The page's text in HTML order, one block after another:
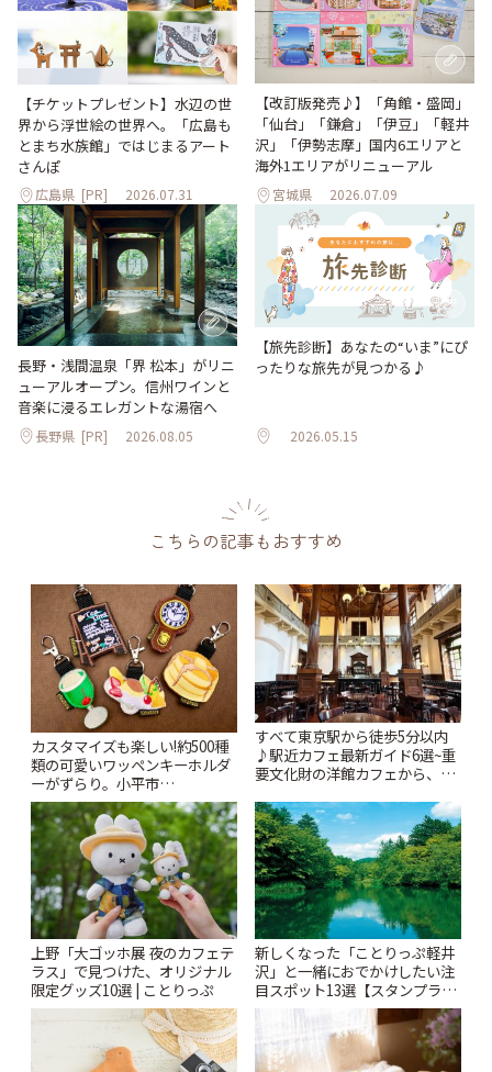
【チケットプレゼント】水辺の世
界から浮世絵の世界へ。「広島も
とまち水族館」ではじまるアート
さんぽ
広島県 [PR] 2026.07.31
【改訂版発売♪】「角館・盛岡」
「仙台」「鎌倉」「伊豆」「軽井
沢」「伊勢志摩」国内6エリアと
海外1エリアがリニューアル
宮城県 2026.07.09
長野・浅間温泉「界 松本」がリニ
ューアルオープン。信州ワインと
音楽に浸るエレガントな湯宿へ
長野県 [PR] 2026.08.05
【旅先診断】あなたの“いま”にぴ
ったりな旅先が見つかる♪
2026.05.15
こちらの記事もおすすめ
カスタマイズも楽しい!約500種
類の可愛いワッペンキーホルダ
ーがずらり。小平市
「Kimamaya T&K」 | ことりっ
ぷ
すべて東京駅から徒歩5分以内
♪駅近カフェ最新ガイド6選~重
要文化財の洋館カフェから、改
りっぷ
上野「大ゴッホ展 夜のカフェテ
ラス」で見つけた、オリジナル
限定グッズ10選 | ことりっぷ
新しくなった「ことりっぷ軽井
沢」と一緒におでかけしたい注
目スポット13選【スタンプラリ
ー開催中】 | ことりっぷ